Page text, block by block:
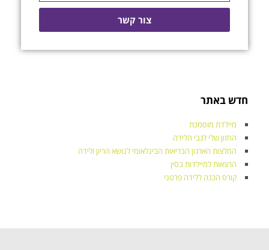
צור קשר
חדש באתר
מיילדת מוסמכת
החזון שלי לגבי הלידה
המלצות הארגון הבריאות הבינלאומי לנושא הריון ולידה
הרצאות למיילדות בסין
קורס הכנה ללידה פרטני